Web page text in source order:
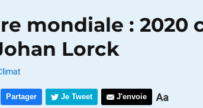
mondiale : 2020
Lorck
Partager Je Tweet J'envoie